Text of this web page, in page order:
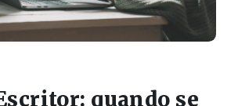
quando se